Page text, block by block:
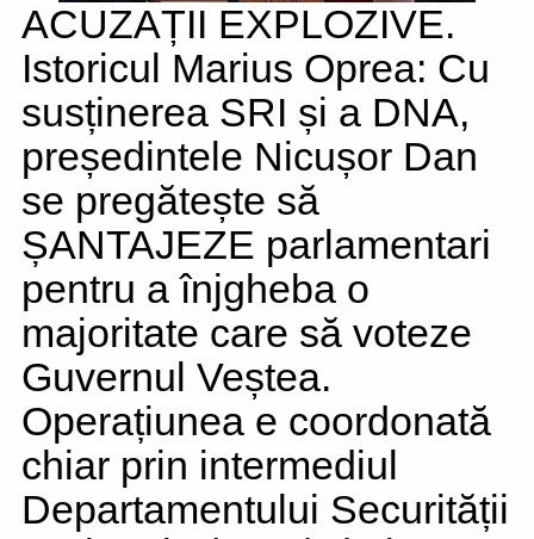
ACUZAȚII EXPLOZIVE.
Istoricul Marius Oprea: Cu
susținerea SRI și a DNA,
președintele Nicușor Dan
se pregătește să
ȘANTAJEZE parlamentari
pentru a înjgheba o
majoritate care să voteze
Guvernul Veștea.
Operațiunea e coordonată
chiar prin intermediul
Departamentului Securității